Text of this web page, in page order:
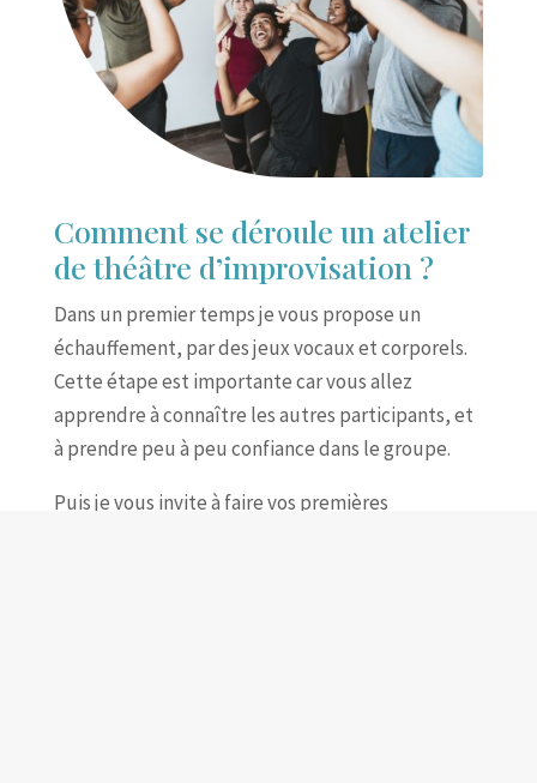
Comment se déroule un atelier
de théâtre d’improvisation ?
Dans un premier temps je vous propose un
échauffement, par des jeux vocaux et corporels.
Cette étape est importante car vous allez
apprendre à connaître les autres participants, et
à prendre peu à peu confiance dans le groupe.
Puis je vous invite à faire vos premières